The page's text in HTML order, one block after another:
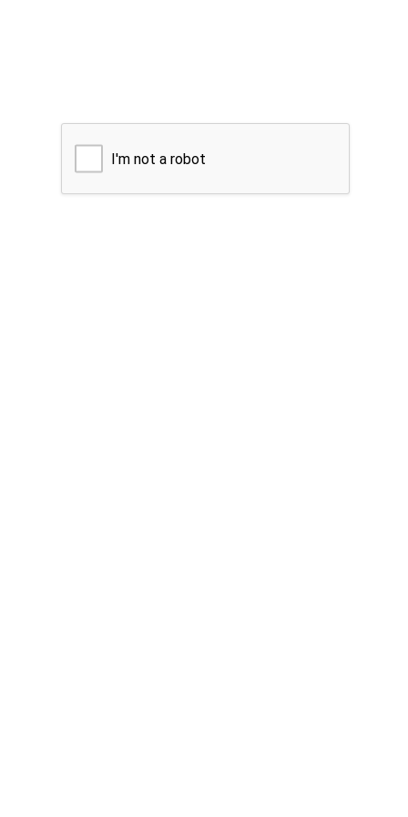
I'm not a robot